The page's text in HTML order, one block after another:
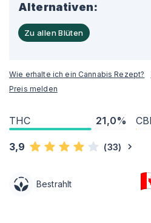
Alternativen:
Zu allen Blüten
Wie erhalte ich ein Cannabis Rezept?
Preis melden
THC 21,0%
3,9 (33)
Bestrahlt